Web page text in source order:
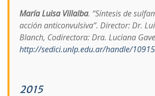
María Luisa Villalba. “Síntesis de
acción anticonvulsiva”. Director: Dr.
Blanch, Codirectora: Dra. Luciana
http://sedici.unlp.edu.ar/handle/
2015